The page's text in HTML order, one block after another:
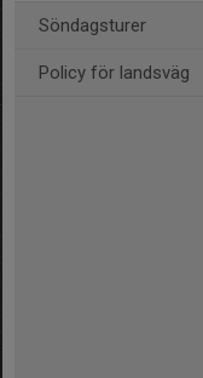
Söndagsturer
Policy för landsväg